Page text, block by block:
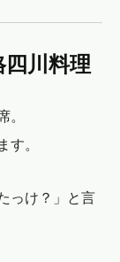
四川料理
。
っけ？」と言